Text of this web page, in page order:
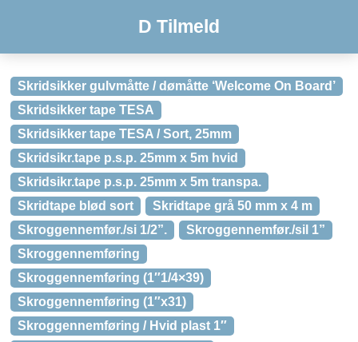
D Tilmeld
Skridsikker gulvmåtte / dømåtte ‘Welcome On Board’
Skridsikker tape TESA
Skridsikker tape TESA / Sort, 25mm
Skridsikr.tape p.s.p. 25mm x 5m hvid
Skridsikr.tape p.s.p. 25mm x 5m transpa.
Skridtape blød sort
Skridtape grå 50 mm x 4 m
Skroggennemfør./si 1/2”.
Skroggennemfør./sil 1”
Skroggennemføring
Skroggennemføring (1″1/4×39)
Skroggennemføring (1″x31)
Skroggennemføring / Hvid plast 1″